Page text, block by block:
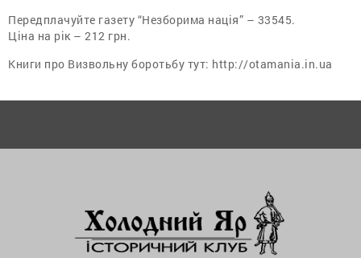
Передплачуйте газету “Незборима нація” – 33545.
Ціна на рік – 212 грн.
Книги про Визвольну боротьбу тут: http://otamania.in.ua